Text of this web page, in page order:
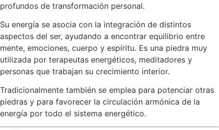
profundos de transformación personal.
Su energía se asocia con la integración de distintos
aspectos del ser, ayudando a encontrar equilibrio entre
mente, emociones, cuerpo y espíritu. Es una piedra muy
utilizada por terapeutas energéticos, meditadores y
personas que trabajan su crecimiento interior.
Tradicionalmente también se emplea para potenciar otras
piedras y para favorecer la circulación armónica de la
energía por todo el sistema energético.